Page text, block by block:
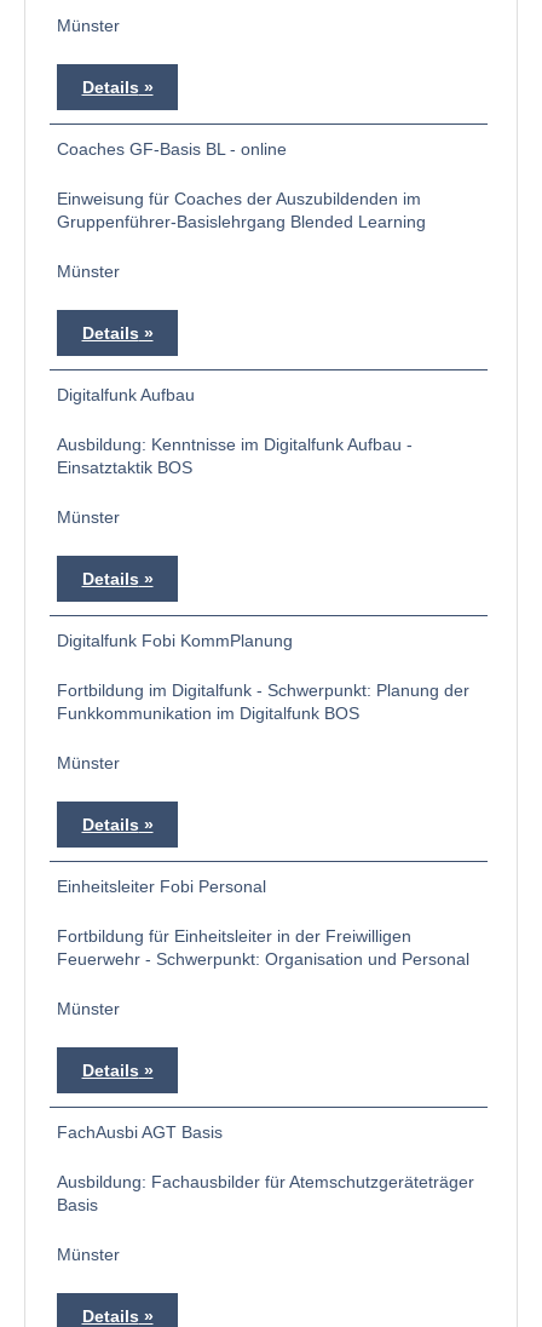
Münster
Details
Coaches GF-Basis BL - online
Einweisung für Coaches der Auszubildenden im
Gruppenführer-Basislehrgang Blended Learning
Münster
Details
Digitalfunk Aufbau
Ausbildung: Kenntnisse im Digitalfunk Aufbau -
Einsatztaktik BOS
Münster
Details
Digitalfunk Fobi KommPlanung
Fortbildung im Digitalfunk - Schwerpunkt: Planung der
Funkkommunikation im Digitalfunk BOS
Münster
Details
Einheitsleiter Fobi Personal
Fortbildung für Einheitsleiter in der Freiwilligen
Feuerwehr - Schwerpunkt: Organisation und Personal
Münster
Details
FachAusbi AGT Basis
Ausbildung: Fachausbilder für Atemschutzgeräteträger
Basis
Münster
Details